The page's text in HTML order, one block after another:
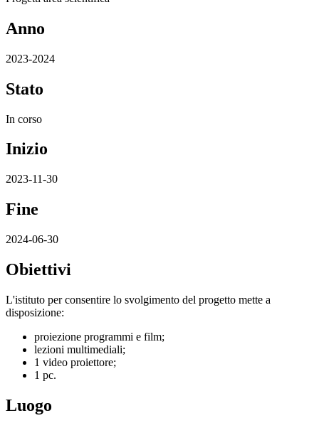
Anno
2023-2024
Stato
In corso
Inizio
2023-11-30
Fine
2024-06-30
Obiettivi
L'istituto per consentire lo svolgimento del progetto mette a
disposizione:
proiezione programmi e film;
lezioni multimediali;
1 video proiettore;
1 pc.
Luogo